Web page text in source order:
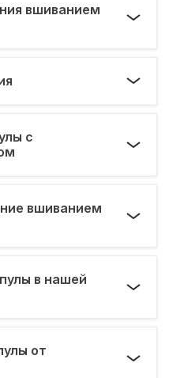
вшиванием
с
вшиванием
в нашей
от